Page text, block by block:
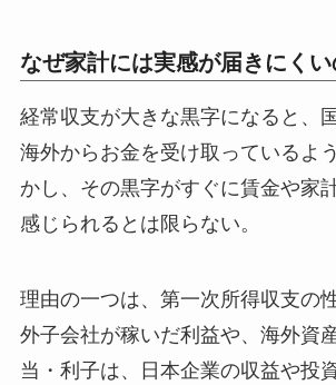
なぜ家計には実感が届きにく
経常収支が大きな黒字になると、
海外からお金を受け取っているよ
かし、その黒字がすぐに賃金や家
感じられるとは限らない。
理由の一つは、第一次所得収支の
外子会社が稼いだ利益や、海外資
当・利子は、日本企業の収益や投